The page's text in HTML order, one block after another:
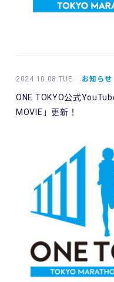
2024.10.08.TUE お知らせ
ONE TOKYO公式
MOVIE」更新！